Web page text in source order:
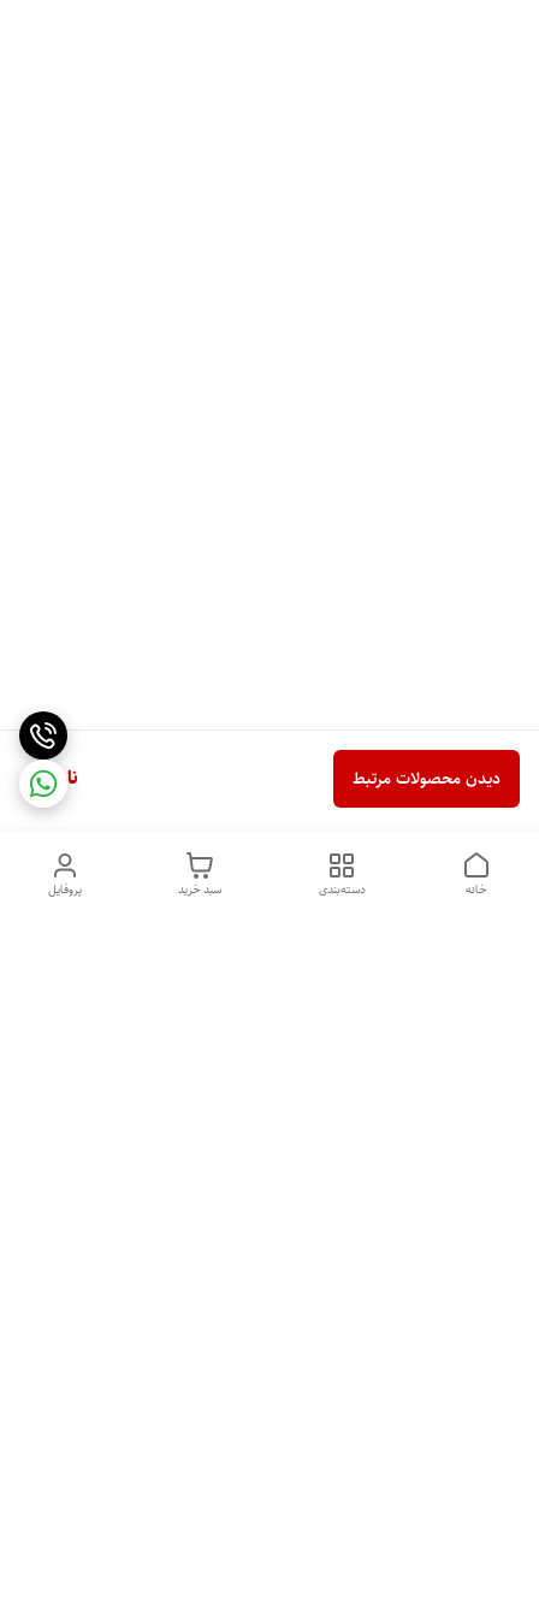
ناموجود دیدن محصولات مرتبط
پروفایل سبد خرید دسته‌بندی خانه